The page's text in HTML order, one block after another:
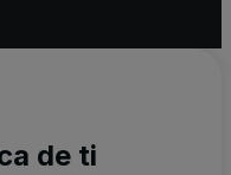
de ti